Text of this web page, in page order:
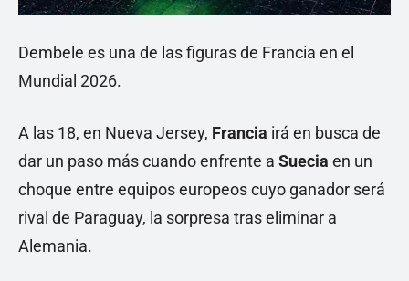
Dembele es una de las figuras de Francia en el
Mundial 2026.
A las 18, en Nueva Jersey, Francia irá en busca de
dar un paso más cuando enfrente a Suecia en un
choque entre equipos europeos cuyo ganador será
rival de Paraguay, la sorpresa tras eliminar a
Alemania.